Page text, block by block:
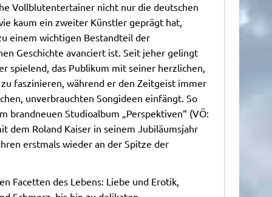
Vollblutentertainer nicht nur die deutschen
kaum ein zweiter Künstler geprägt hat,
einem wichtigen Bestandteil der
Geschichte avanciert ist. Seit jeher gelingt
spielend, das Publikum mit seiner herzlichen,
faszinieren, während er den Zeitgeist immer
unverbrauchten Songideen einfängt. So
brandneuen Studioalbum „Perspektiven“ (VÖ:
dem Roland Kaiser in seinem Jubiläumsjahr
erstmals wieder an der Spitze der
Facetten des Lebens: Liebe und Erotik,